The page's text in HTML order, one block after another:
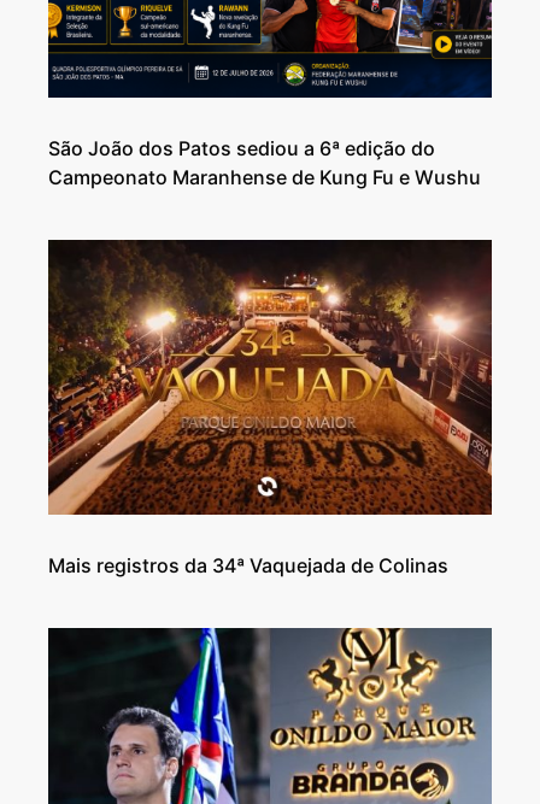
São João dos Patos sediou a 6ª edição do
Campeonato Maranhense de Kung Fu e Wushu
Mais registros da 34ª Vaquejada de Colinas